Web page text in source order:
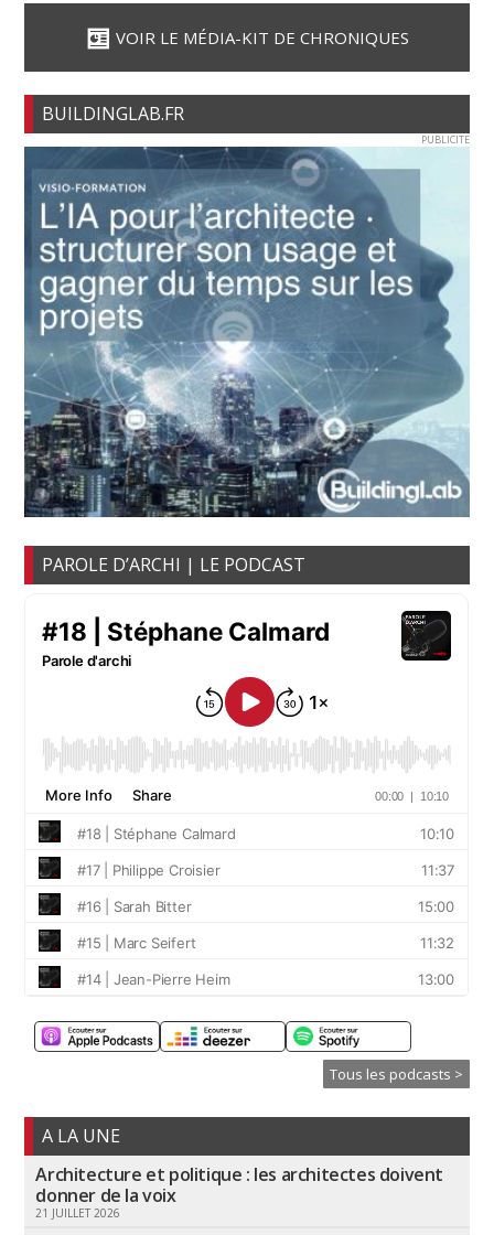
VOIR LE MÉDIA-KIT DE CHRONIQUES
BUILDINGLAB.FR
PUBLICITE
PAROLE D’ARCHI | LE PODCAST
Tous les podcasts >
A LA UNE
Architecture et politique : les architectes doivent
donner de la voix
21 JUILLET 2026